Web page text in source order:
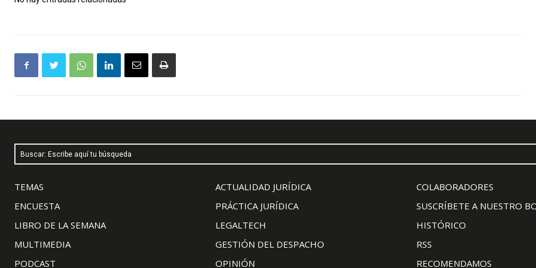
Buscar: Escribe aquí tu búsqueda
TEMAS
ENCUESTA
LIBRO DE LA SEMANA
MULTIMEDIA
PODCAST
ACTUALIDAD JURÍDICA
PRÁCTICA JURÍDICA
LEGALTECH
GESTIÓN DEL DESPACHO
OPINIÓN
COLABORADORES
SUSCRÍBETE A NUESTRO
HISTÓRICO
RSS
RECOMENDAMOS